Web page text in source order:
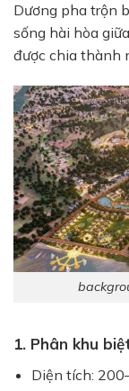
Dương pha trộn
sống hài hòa
được chia thành
1. Phân khu
Diện tích: